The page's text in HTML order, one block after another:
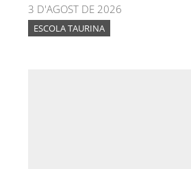
3 D'AGOST DE 2026
ESCOLA TAURINA